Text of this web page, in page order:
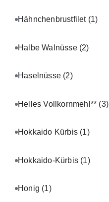
Hähnchenbrustfilet (1)
Halbe Walnüsse (2)
Haselnüsse (2)
Helles Vollkornmehl** (3)
Hokkaido Kürbis (1)
Hokkaido-Kürbis (1)
Honig (1)